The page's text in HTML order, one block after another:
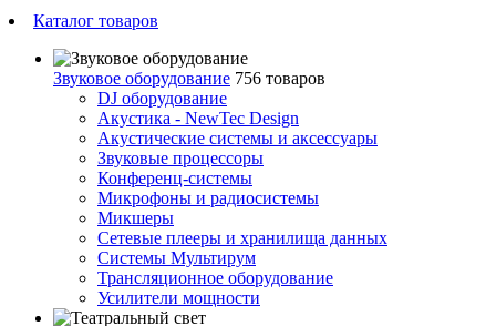
Каталог товаров
Звуковое оборудование 756 товаров
DJ оборудование
Акустика - NewTec Design
Акустические системы и аксессуары
Звуковые процессоры
Конференц-системы
Микрофоны и радиосистемы
Микшеры
Сетевые плееры и хранилища данных
Системы Мультирум
Трансляционное оборудование
Усилители мощности